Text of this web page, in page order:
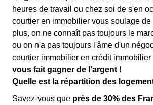
heures de travail ou chez soi de s'en
courtier en immobilier vous soulage de
plus, on ne connaît pas toujours le
ou on n'a pas toujours l'âme d'un
courtier immobilier en crédit immobilier
vous fait gagner de l'argent !
Quelle est la répartition des
Savez-vous que près de 30% des